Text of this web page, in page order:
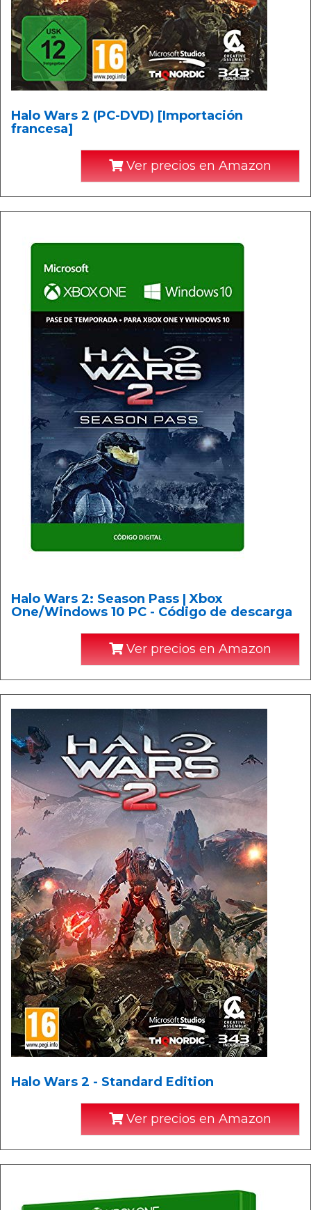
Halo Wars 2 (PC-DVD) [Importación
francesa]
Ver precios en Amazon
Halo Wars 2: Season Pass | Xbox
One/Windows 10 PC - Código de descarga
Ver precios en Amazon
Halo Wars 2 - Standard Edition
Ver precios en Amazon